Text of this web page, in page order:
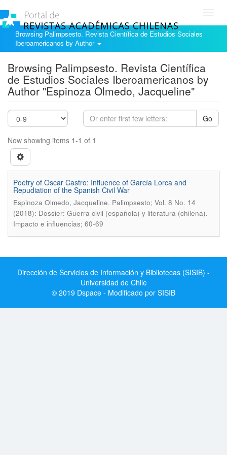
Browsing Palimpsesto. Revista Científica de Estudios Sociales
Iberoamericanos by Author
Browsing Palimpsesto. Revista Científica
de Estudios Sociales Iberoamericanos by
Author "Espinoza Olmedo, Jacqueline"
Go
Now showing items 1-1 of 1
Poetry of Oscar Castro: Influence of García Lorca and
Repudiation of the Spanish Civil War
Espinoza Olmedo, Jacqueline. Palimpsesto; Vol. 8 No. 14
(2018): Dossier: Guerra civil (española) y literatura (chilena).
Impacto e influencias; 60-69
Dirección de Servicios de Información y Bibliotecas (SISIB) -
Universidad de Chile
© 2019 Dspace - Modificado por SISIB